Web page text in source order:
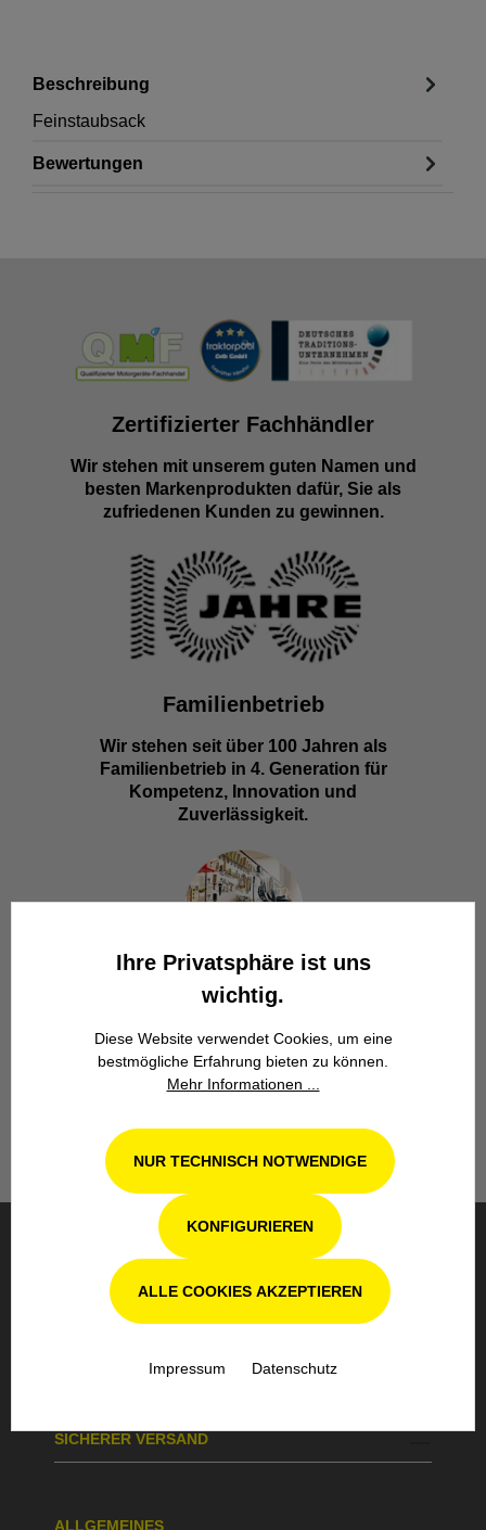
Beschreibung
Feinstaubsack
Bewertungen
Zertifizierter Fachhändler
Wir stehen mit unserem guten Namen und
besten Markenprodukten dafür, Sie als
zufriedenen Kunden zu gewinnen.
Familienbetrieb
Wir stehen seit über 100 Jahren als
Familienbetrieb in 4. Generation für
Kompetenz, Innovation und
Zuverlässigkeit.
Werkstatt in Odenthal / Köln
Unsere Fachwerkstatt für Garten-, Forst-
und Landtechnik- Geräte in Odenthal bei
Köln steht Ihnen auch nach dem Kauf mit
BESTELLUNG & VERSAND
SICHERER VERSAND
ALLGEMEINES
Ihre Privatsphäre ist uns
wichtig.
Diese Website verwendet Cookies, um eine
bestmögliche Erfahrung bieten zu können.
Mehr Informationen ...
NUR TECHNISCH NOTWENDIGE
KONFIGURIEREN
ALLE COOKIES AKZEPTIEREN
Impressum Datenschutz